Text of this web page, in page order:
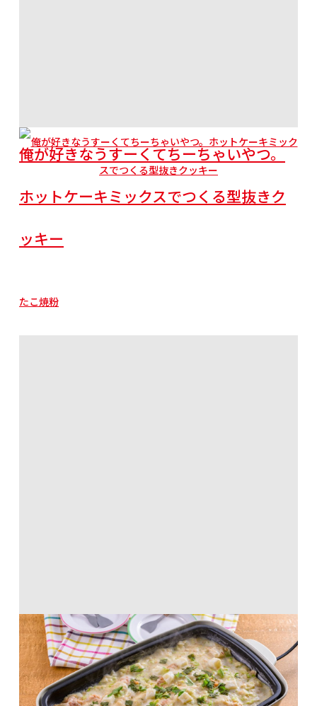
俺が好きなうすーくてちーちゃいやつ。
ホットケーキミックスでつくる型抜きク
ッキー
たこ焼粉
明太もちもんじゃ焼き